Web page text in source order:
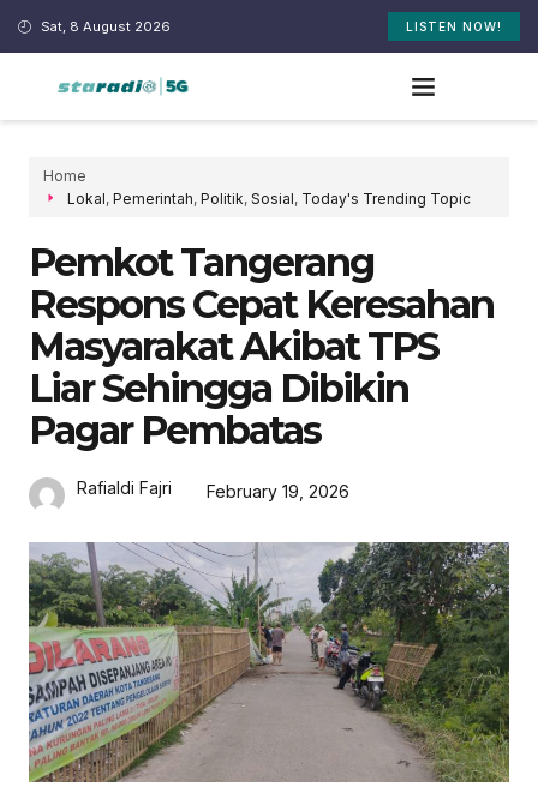
Sat, 8 August 2026 LISTEN NOW!
Home
Lokal, Pemerintah, Politik, Sosial, Today's Trending Topic
Pemkot Tangerang
Respons Cepat Keresahan
Masyarakat Akibat TPS
Liar Sehingga Dibikin
Pagar Pembatas
Rafialdi Fajri February 19, 2026